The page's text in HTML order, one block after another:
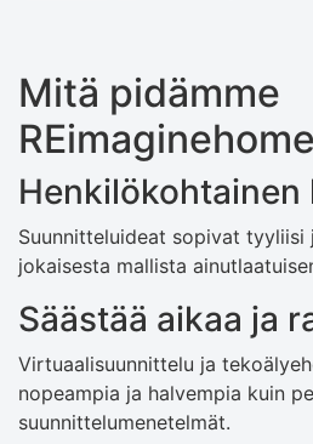
Mitä pidämme
Henkilökohtainen
Suunnitteluideat sopivat tyyliisi
jokaisesta mallista
Säästää aikaa ja
Virtuaalisuunnittelu ja
nopeampia ja halvempia kuin
suunnittelumenetelmät.